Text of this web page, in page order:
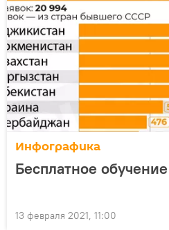
Инфографика
Бесплатное
13 февраля 2021, 11:00